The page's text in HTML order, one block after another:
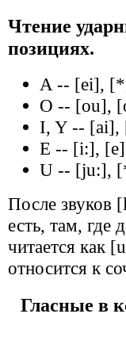
Чтение
позициях.
A -- [ei],
O -- [ou],
I, Y --
E -- [i:],
U -- [ju:],
После
есть, там, где
читается как
относится к
Гласные в